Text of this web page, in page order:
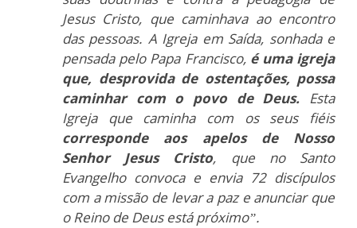
Jesus Cristo, que caminhava ao encontro
das pessoas. A Igreja em Saída, sonhada e
pensada pelo Papa Francisco, é uma igreja
que, desprovida de ostentações, possa
caminhar com o povo de Deus. Esta
Igreja que caminha com os seus fiéis
corresponde aos apelos de Nosso
Senhor Jesus Cristo, que no Santo
Evangelho convoca e envia 72 discípulos
com a missão de levar a paz e anunciar que
o Reino de Deus está próximo”.